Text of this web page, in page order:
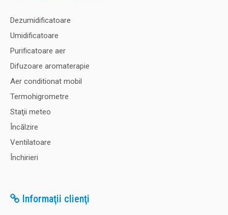
Dezumidificatoare
Umidificatoare
Purificatoare aer
Difuzoare aromaterapie
Aer conditionat mobil
Termohigrometre
Staţii meteo
Încălzire
Ventilatoare
Închirieri
Informaţii clienţi